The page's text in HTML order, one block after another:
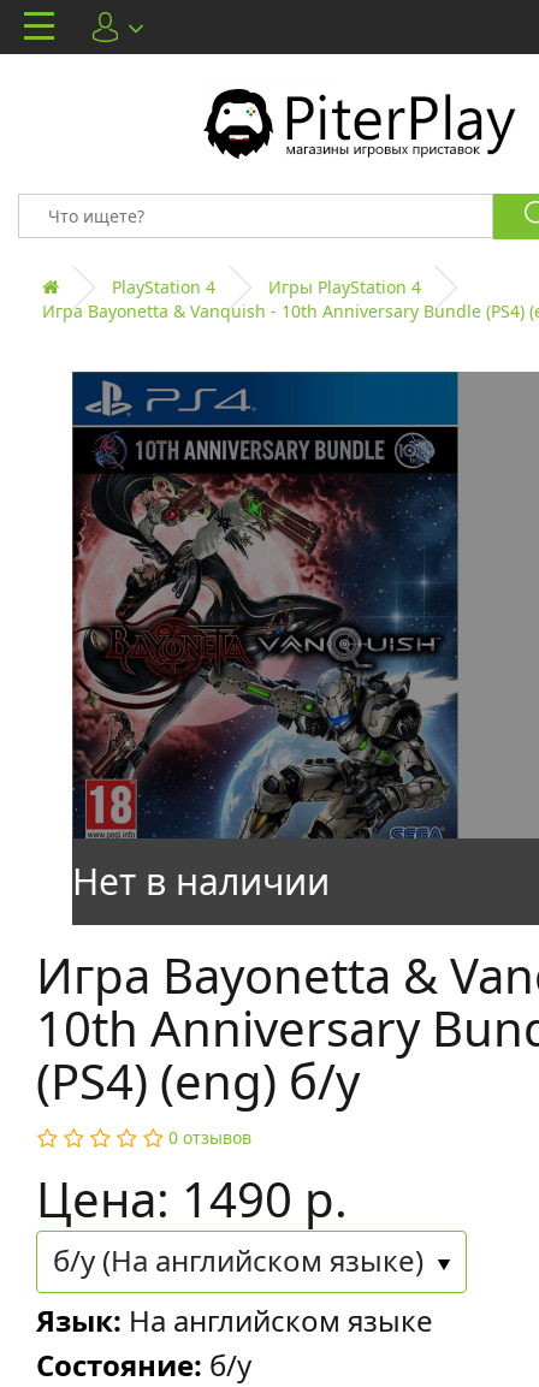
PlayStation 4
Игры PlayStation 4
Игра Bayonetta & Vanquish - 10th Anniversary Bundle (PS4)
Игра Bayonetta &
10th Anniversary
(PS4) (eng) б/у
0 отзывов
Цена: 1490 р.
б/у (На английском языке)
Язык: На английском языке
Состояние: б/у